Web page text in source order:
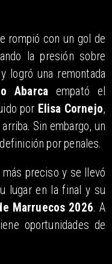
rompió con un gol de
la presión sobre
logró una remontada
Abarca empató el
por Elisa Cornejo,
Sin embargo, un
por penales.
preciso y se llevó
lugar en la final y su
Marruecos 2026. A
oportunidades de